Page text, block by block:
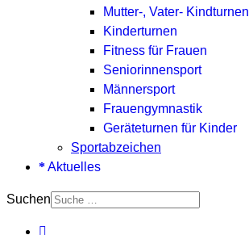
Mutter-, Vater- Kindturnen
Kinderturnen
Fitness für Frauen
Seniorinnensport
Männersport
Frauengymnastik
Geräteturnen für Kinder
Sportabzeichen
Aktuelles
Suchen